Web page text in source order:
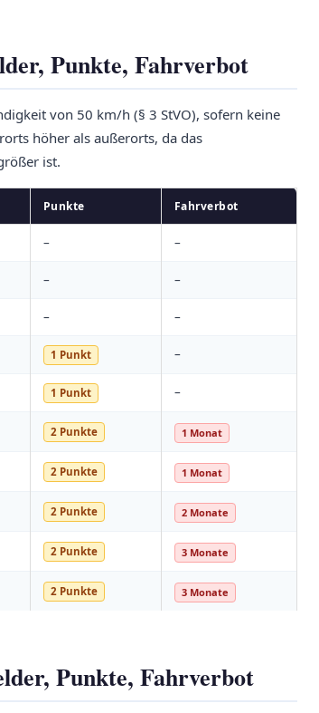
Punkte, Fahrverbot
von 50 km/h (§ 3 StVO), sofern keine
höher als außerorts, da das
ist.
Punkte Fahrverbot
– –
– –
– –
1 Punkt –
1 Punkt –
2 Punkte 1 Monat
2 Punkte 1 Monat
2 Punkte 2 Monate
2 Punkte 3 Monate
2 Punkte 3 Monate
Punkte, Fahrverbot